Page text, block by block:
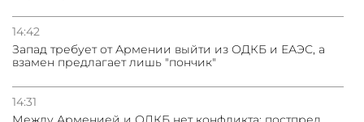
14:42
Запад требует от Армении выйти из ОДКБ и ЕАЭС, а
взамен предлагает лишь "пончик"
14:31